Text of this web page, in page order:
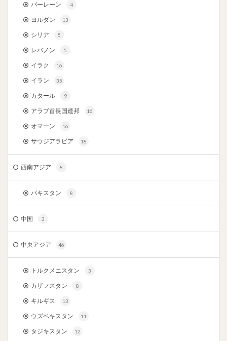
バーレーン 4
ヨルダン 13
シリア 5
レバノン 5
イラク 16
イラン 35
カタール 9
アラブ首長国連邦 16
オマーン 16
サウジアラビア 18
西南アジア 8
パキスタン 8
中国 3
中央アジア 46
トルクメニスタン 3
カザフスタン 8
キルギス 13
ウズベキスタン 11
タジキスタン 12